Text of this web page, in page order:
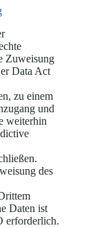
Zuweisung
Data Act
zu einem
und
weiterhin
des
Daten ist
erforderlich.